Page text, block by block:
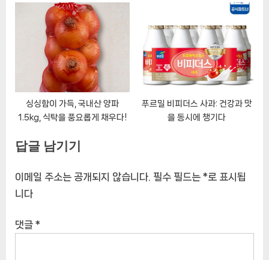
싱싱함이 가득, 국내산 양파
1.5kg, 식탁을 풍요롭게 채우다!
푸르밀 비피더스 사과: 건강과 맛
을 동시에 챙기다
답글 남기기
이메일 주소는 공개되지 않습니다. 필수 필드는 *로 표시됩
니다
댓글 *